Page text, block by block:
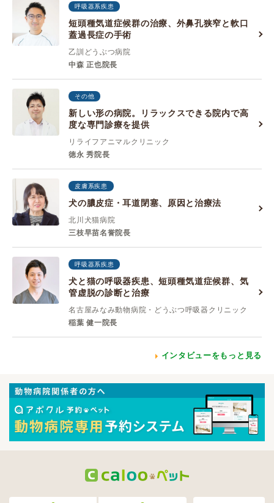
呼吸器系疾患
短頭種気道症候群の治療、外鼻孔狭窄と軟口
蓋過長症の手術
乙訓どうぶつ病院
中森 正也院長
その他
新しい形の病院。リラックスできる院内で高
度な専門診療を提供
リライフアニマルクリニック
徳永 秀院長
皮膚系疾患
犬の膿皮症・耳道閉塞、原因と治療法
北川犬猫病院
三枝早苗名誉院長
呼吸器系疾患
犬と猫の呼吸器疾患、短頭種気道症候群、気
管虚脱の診断と治療
名古屋みなみ動物病院・どうぶつ呼吸器クリニック
稲葉 健一院長
インタビューをもっと見る